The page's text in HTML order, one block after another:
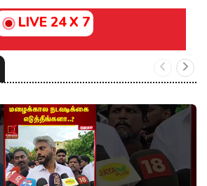
LIVE 24 X 7